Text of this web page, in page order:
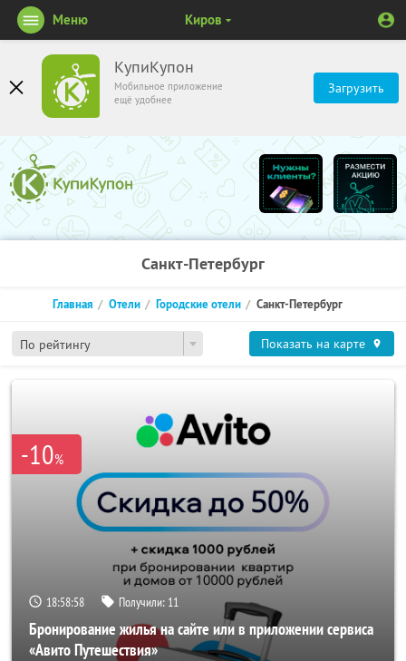
КупиКупон
Мобильное приложение
ещё удобнее
Загрузить
Меню Киров
Санкт-Петербург
По рейтингу
Главная Отели Городские отели Санкт-Петербург
Показать на карте
-10%
18:58:58 Получили: 11
Бронирование жилья на сайте или в приложении сервиса
«Авито Путешествия»